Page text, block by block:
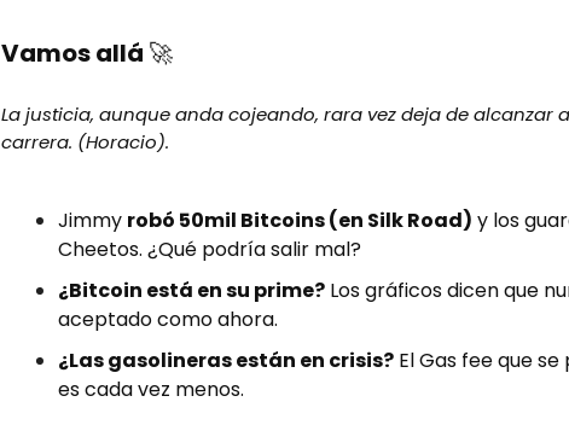
Vamos allá 🚀
La justicia, aunque anda cojeando, rara vez deja de alcanzar
carrera. (Horacio).
Jimmy robó 50mil Bitcoins (en Silk Road) y los
Cheetos. ¿Qué podría salir mal?
¿Bitcoin está en su prime? Los gráficos dicen que
aceptado como ahora.
¿Las gasolineras están en crisis? El Gas fee que
es cada vez menos.